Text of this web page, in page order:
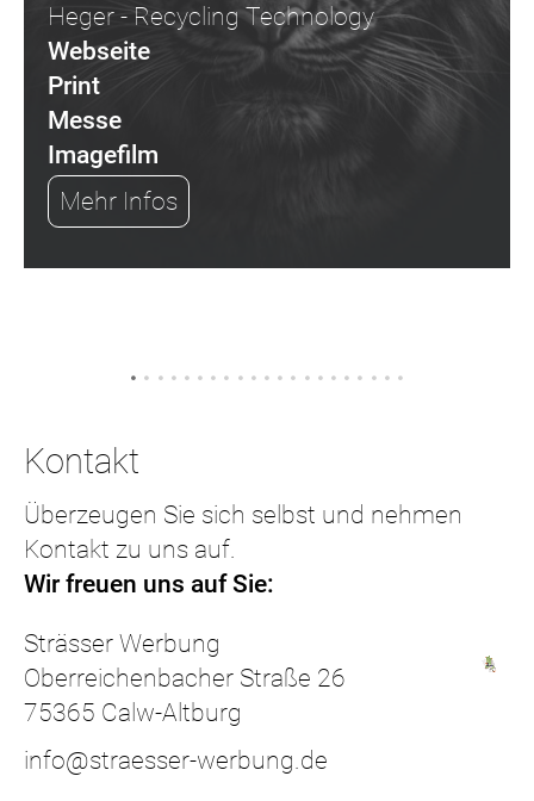
Heger - Recycling Technology
Webseite
Print
Messe
Imagefilm
Mehr Infos
Kontakt
Überzeugen Sie sich selbst und nehmen
Kontakt zu uns auf.
Wir freuen uns auf Sie:
Strässer Werbung
​​​​​​​Oberreichenbacher Straße 26
​​​​​​​75365 Calw-Altburg
info@straesser-werbung.de